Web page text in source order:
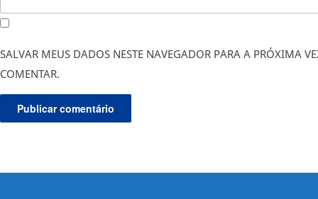
SALVAR MEUS DADOS NESTE NAVEGADOR PARA A PRÓXIMA
COMENTAR.